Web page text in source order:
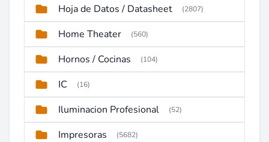
Hoja de Datos / Datasheet (2807)
Home Theater (560)
Hornos / Cocinas (104)
IC (16)
Iluminacion Profesional (52)
Impresoras (5682)